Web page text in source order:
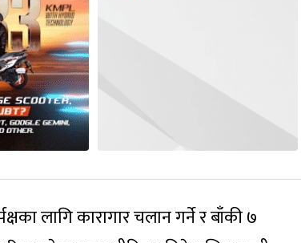
लागि कारागार चलान गर्ने र बाँकी ७